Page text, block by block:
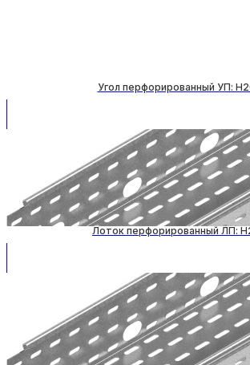
Угол перфорированный УП:
Лоток перфорированный ЛП: